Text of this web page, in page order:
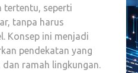
tertentu, seperti
tanpa harus
Konsep ini menjadi
pendekatan yang
ramah lingkungan.